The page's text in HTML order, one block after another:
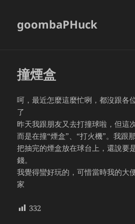
goombaPHuck
撞煙盒
呵，最近怎麼這麼忙咧，都沒跟各
了
昨天我跟朋友又去打撞球啦，但這
而是在撞“煙盒”、“打火機”。我跟
把抽完的煙盒放在球台上，還說要
錢。
我覺得蠻好玩的，可惜當時我的大
家
332